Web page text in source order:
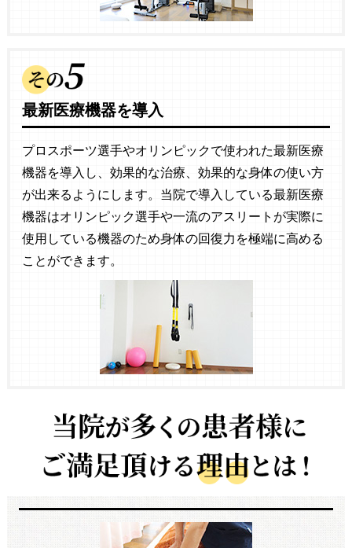
最新医療機器を導入
プロスポーツ選手やオリンピックで使われた最新医療
機器を導入し、効果的な治療、効果的な身体の使い方
が出来るようにします。当院で導入している最新医療
機器はオリンピック選手や一流のアスリートが実際に
使用している機器のため身体の回復力を極端に高める
ことができます。